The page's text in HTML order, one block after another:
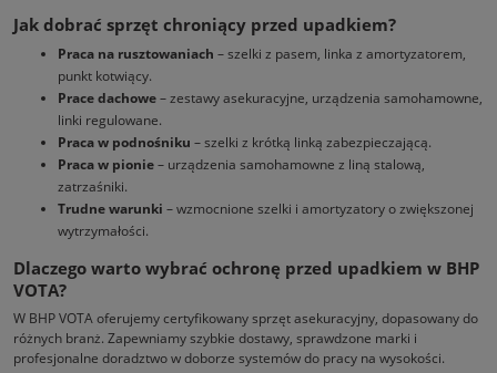
Jak dobrać sprzęt chroniący przed upadkiem?
Praca na rusztowaniach – szelki z pasem, linka z amortyzatorem,
punkt kotwiący.
Prace dachowe– zestawy asekuracyjne, urządzenia samohamowne,
linki regulowane.
Praca w podnośniku – szelki z krótką linką zabezpieczającą.
Praca w pionie– urządzenia samohamowne z liną stalową,
zatrzaśniki.
Trudne warunki – wzmocnione szelki i amortyzatory o zwiększonej
wytrzymałości.
Dlaczego warto wybrać ochronę przed upadkiem w BHP
VOTA?
W BHP VOTA oferujemy certyfikowany sprzęt asekuracyjny, dopasowany do
różnych branż. Zapewniamy szybkie dostawy, sprawdzone marki i
profesjonalne doradztwo w doborze systemów do pracy na wysokości.